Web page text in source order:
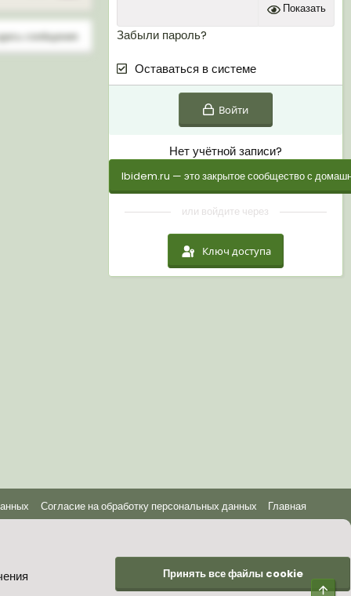
сообщения.
Показать
Забыли пароль?
Оставаться в системе
Войти
Нет учётной записи?
Ibidem.ru — это закрытое сообщество с
или войдите через
Ключ доступа
Согласие на обработку персональных данных Главная
Принять все файлы cookie
Верх